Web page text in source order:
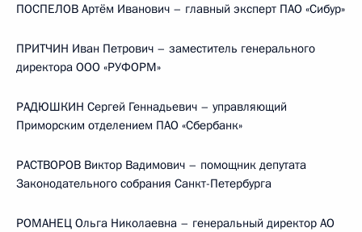
ПОСПЕЛОВ Артём Иванович – главный эксперт ПАО «Сибур»
ПРИТЧИН Иван Петрович – заместитель генерального
директора ООО «РУФОРМ»
РАДЮШКИН Сергей Геннадьевич – управляющий
Приморским отделением ПАО «Сбербанк»
РАСТВОРОВ Виктор Вадимович – помощник депутата
Законодательного собрания Санкт-Петербурга
РОМАНЕЦ Ольга Николаевна – генеральный директор АО